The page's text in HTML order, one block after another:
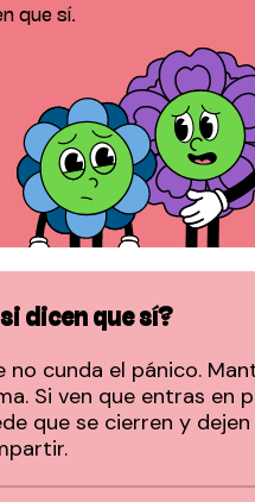
que sí.
dicen que sí?
no cunda el pánico.
Si ven que entras en
que se cierren y